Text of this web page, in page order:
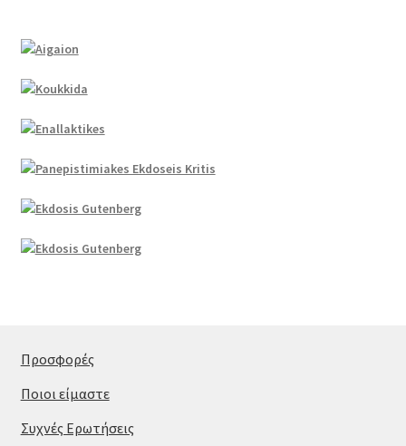
Προσφορές
Ποιοι είμαστε
Συχνές Ερωτήσεις